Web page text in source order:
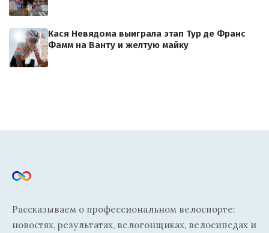
Кася Невядома выиграла этап Тур де Франс
Фамм на Ванту и желтую майку
Рассказываем о профессиональном велоспорте:
новостях, результатах, велогонщиках, велосипедах и